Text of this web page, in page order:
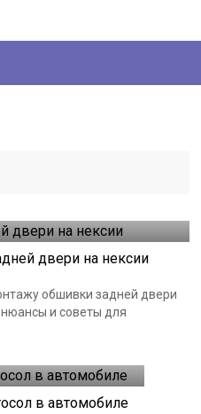
двери на нексии
обшивки задней двери
и советы для
в автомобиле